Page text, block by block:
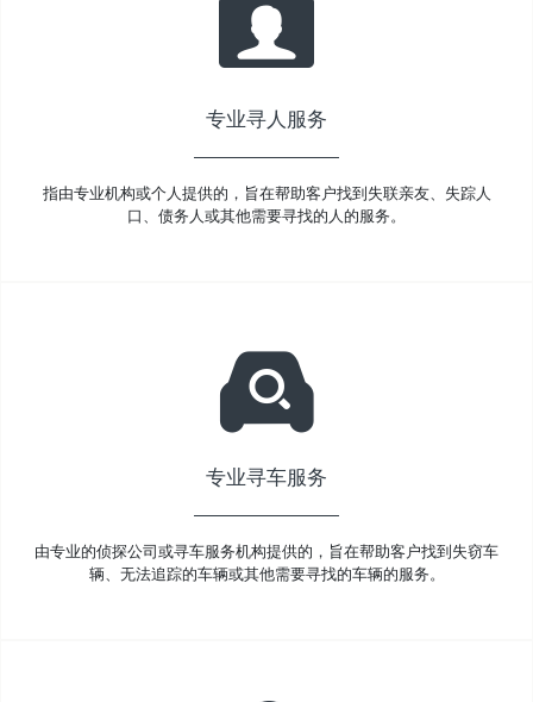
专业寻人服务
指由专业机构或个人提供的，旨在帮助客户找到失联亲友、失踪人
口、债务人或其他需要寻找的人的服务。
专业寻车服务
由专业的侦探公司或寻车服务机构提供的，旨在帮助客户找到失窃车
辆、无法追踪的车辆或其他需要寻找的车辆的服务。